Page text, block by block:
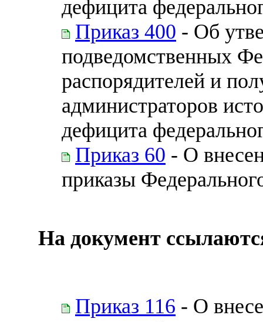
дефицита
Приказ 400 - Об
подведомственных
распорядителей и
администраторов
дефицита
Приказ 60 - О
приказы
На документ
Приказ 116 - О